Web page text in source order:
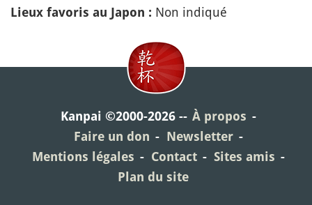
Lieux favoris au Japon : Non indiqué
Kanpai ©2000-2026
À propos
Faire un don
Newsletter
Mentions légales
Contact
Sites amis
Plan du site